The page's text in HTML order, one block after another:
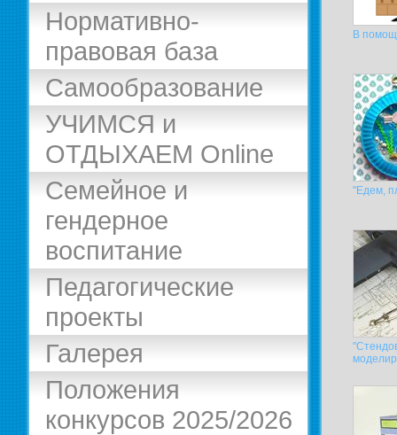
Нормативно-
правовая база
Самообразование
УЧИМСЯ и
ОТДЫХАЕМ Online
Семейное и
гендерное
воспитание
Педагогические
проекты
Галерея
Положения
конкурсов 2025/2026
В
"Едем,